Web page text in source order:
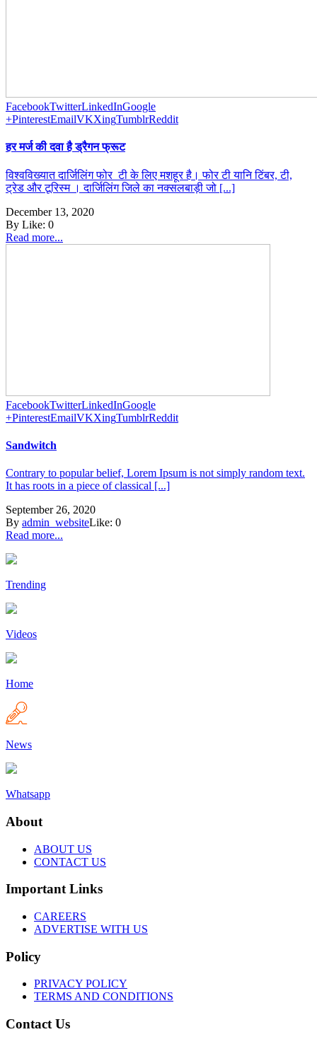
FacebookTwitterLinkedInGoogle
+PinterestEmailVKXingTumblrReddit
हर मर्ज की दवा है ड्रैगन फ्रूट
विश्वविख्यात दार्जिलिंग फोर टी के लिए मशहूर है। फोर टी यानि टिंबर, टी,
ट्रेड और टूरिस्म । दार्जिलिंग जिले का नक्सलबाड़ी जो [...]
December 13, 2020
By Like: 0
Read more...
FacebookTwitterLinkedInGoogle
+PinterestEmailVKXingTumblrReddit
Sandwitch
Contrary to popular belief, Lorem Ipsum is not simply random text.
It has roots in a piece of classical [...]
September 26, 2020
By admin_websiteLike: 0
Read more...
Trending
Videos
Home
News
Whatsapp
About
ABOUT US
CONTACT US
Important Links
CAREERS
ADVERTISE WITH US
Policy
PRIVACY POLICY
TERMS AND CONDITIONS
Contact Us